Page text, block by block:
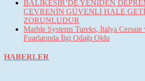
BALIKESİR’DE YENİDEN
ÇEVRENİN GÜVENLİ HALE
ZORUNLUDUR
Marble Systems Tureks, İtalya
Fuarlarında İlgi Odağı Oldu
HABERLER